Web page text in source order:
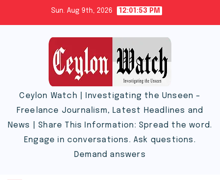
Sun. Aug 9th, 2026 12:01:54 PM
Ceylon Watch | Investigating the Unseen –
Freelance Journalism, Latest Headlines and
News | Share This Information: Spread the word.
Engage in conversations. Ask questions.
Demand answers